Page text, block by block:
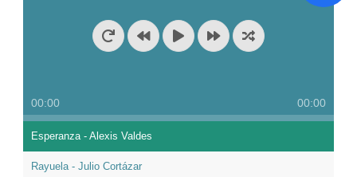
00:00 00:00
Esperanza - Alexis Valdes
Rayuela - Julio Cortázar